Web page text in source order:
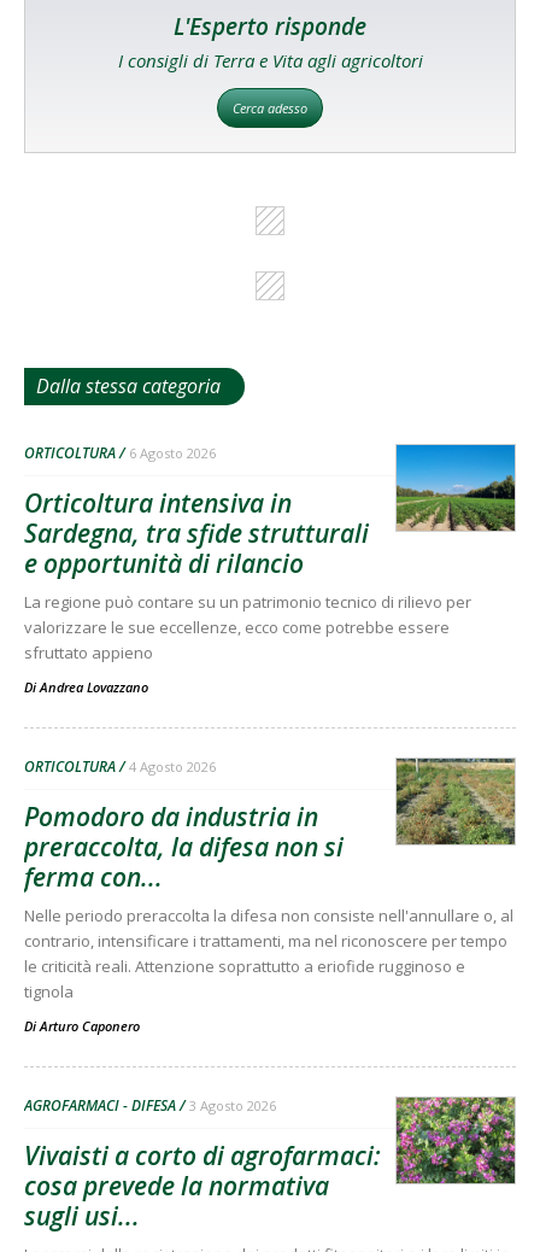
L'Esperto risponde
I consigli di Terra e Vita agli agricoltori
Cerca adesso
Dalla stessa categoria
ORTICOLTURA 6 Agosto 2026
Orticoltura intensiva in
Sardegna, tra sfide strutturali
e opportunità di rilancio
La regione può contare su un patrimonio tecnico di rilievo per
valorizzare le sue eccellenze, ecco come potrebbe essere
sfruttato appieno
Di Andrea Lovazzano
ORTICOLTURA 4 Agosto 2026
Pomodoro da industria in
preraccolta, la difesa non si
ferma con...
Nelle periodo preraccolta la difesa non consiste nell'annullare o, al
contrario, intensificare i trattamenti, ma nel riconoscere per tempo
le criticità reali. Attenzione soprattutto a eriofide rugginoso e
tignola
Di Arturo Caponero
AGROFARMACI - DIFESA 3 Agosto 2026
Vivaisti a corto di agrofarmaci:
cosa prevede la normativa
sugli usi...